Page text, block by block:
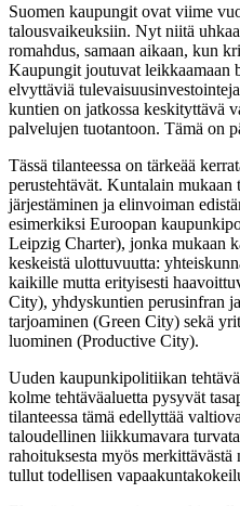
Suomen kaupungit ovat viime
talousvaikeuksiin. Nyt niitä
romahdus, samaan aikaan, kun
Kaupungit joutuvat leikkaamaan
elvyttäviä
kuntien on jatkossa keskityttävä
palvelujen tuotantoon. Tämä on
Tässä tilanteessa on tärkeää
perustehtävät. Kuntalain
järjestäminen ja elinvoiman
esimerkiksi Euroopan
Leipzig Charter), jonka mukaan
keskeistä ulottuvuutta:
kaikille mutta erityisesti
City), yhdyskuntien perusinfran
tarjoaminen (Green City) sekä
luominen (Productive City).
Uuden kaupunkipolitiikan
kolme tehtäväaluetta pysyvät
tilanteessa tämä edellyttää
taloudellinen liikkumavara
rahoituksesta myös
tullut todellisen